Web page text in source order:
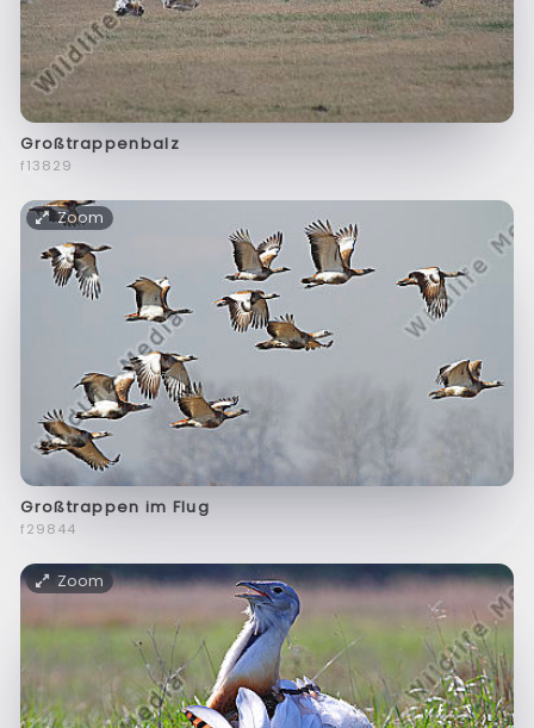
Großtrappenbalz
f13829
Zoom
Großtrappen im Flug
f29844
Zoom